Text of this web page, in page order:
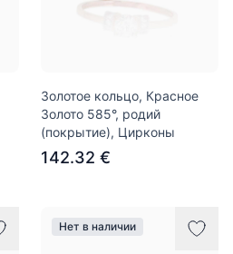
Золотое кольцо, Красное
Золото 585°, родий
(покрытие), Цирконы
142.32 €
Нет в наличии